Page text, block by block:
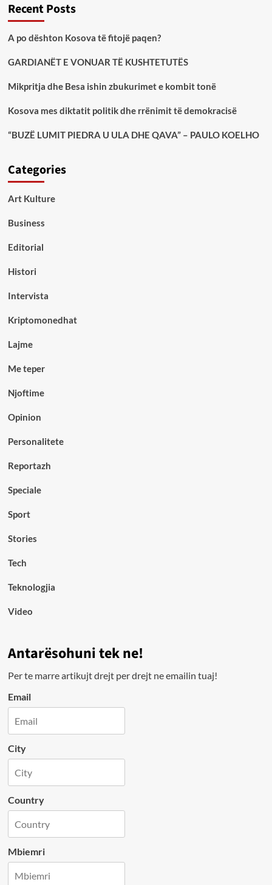
Recent Posts
A po dështon Kosova të fitojë paqen?
GARDIANËT E VONUAR TË KUSHTETUTËS
Mikpritja dhe Besa ishin zbukurimet e kombit tonë
Kosova mes diktatit politik dhe rrënimit të demokracisë
“BUZË LUMIT PIEDRA U ULA DHE QAVA” – PAULO KOELHO
Categories
Art Kulture
Business
Editorial
Histori
Intervista
Kriptomonedhat
Lajme
Me teper
Njoftime
Opinion
Personalitete
Reportazh
Speciale
Sport
Stories
Tech
Teknologjia
Video
Antarësohuni tek ne!
Per te marre artikujt drejt per drejt ne emailin tuaj!
Email
City
Country
Mbiemri